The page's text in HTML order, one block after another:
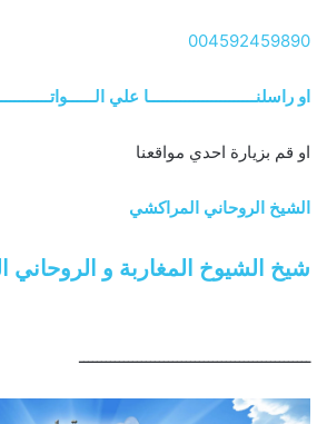
004592459890
او راسلنــــــــــــــــــــــــا علي
او قم بزيارة احدي مواقعنا
الشيخ الروحاني المراكشي
شيخ الشيوخ المغاربة و الروحاني
ــــــــــــــــــــــــــــــــــــــــــــــــــــ